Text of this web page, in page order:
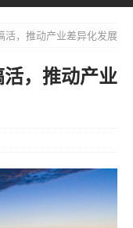
活，推动产业差异化发展
，推动产业